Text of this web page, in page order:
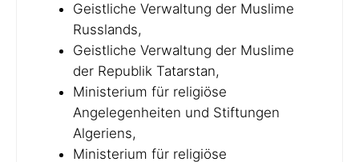
Geistliche Verwaltung der Muslime
Russlands,
Geistliche Verwaltung der Muslime
der Republik Tatarstan,
Ministerium für religiöse
Angelegenheiten und Stiftungen
Algeriens,
Ministerium für religiöse